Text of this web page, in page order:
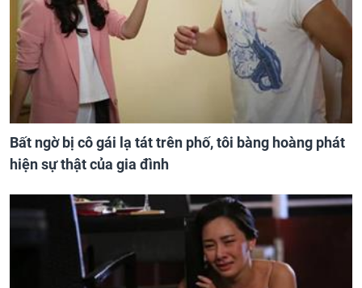
Bất ngờ bị cô gái lạ tát trên phố, tôi bàng hoàng phát
hiện sự thật của gia đình